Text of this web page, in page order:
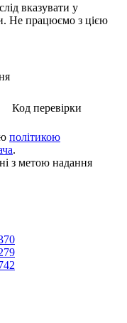
вказувати у
Не працюємо з цією
Код перевірки
політикою
.
з метою надання